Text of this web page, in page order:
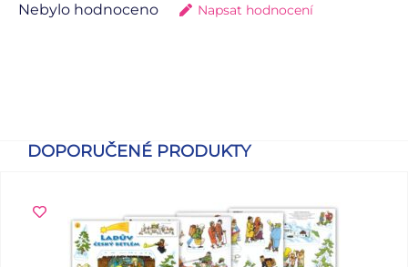
Nebylo hodnoceno Napsat hodnocení
DOPORUČENÉ PRODUKTY